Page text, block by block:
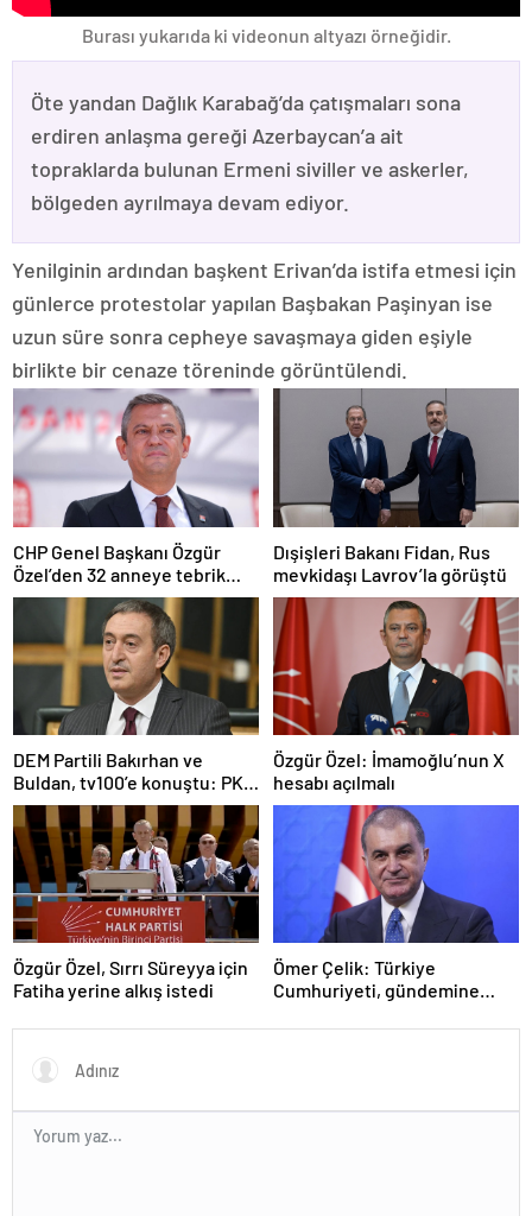
Burası yukarıda ki videonun altyazı örneğidir.
Öte yandan Dağlık Karabağ’da çatışmaları sona
erdiren anlaşma gereği Azerbaycan’a ait
topraklarda bulunan Ermeni siviller ve askerler,
bölgeden ayrılmaya devam ediyor.
Yenilginin ardından başkent Erivan’da istifa etmesi için
günlerce protestolar yapılan Başbakan Paşinyan ise
uzun süre sonra cepheye savaşmaya giden eşiyle
birlikte bir cenaze töreninde görüntülendi.
CHP Genel Başkanı Özgür
Özel’den 32 anneye tebrik
telefonu
Dışişleri Bakanı Fidan, Rus
mevkidaşı Lavrov’la görüştü
DEM Partili Bakırhan ve
Buldan, tv100’e konuştu: PKK
ne zaman kendini feshedecek
Özgür Özel: İmamoğlu’nun X
hesabı açılmalı
Özgür Özel, Sırrı Süreyya için
Fatiha yerine alkış istedi
Ömer Çelik: Türkiye
Cumhuriyeti, gündemine